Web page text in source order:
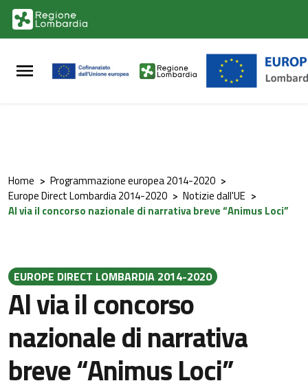
Vai al contenuto principale
Vai al footer
Home > Programmazione europea 2014-2020 >
Europe Direct Lombardia 2014-2020 > Notizie dall'UE >
Al via il concorso nazionale di narrativa breve “Animus Loci”
EUROPE DIRECT LOMBARDIA 2014-2020
Al via il concorso
nazionale di narrativa
breve “Animus Loci”